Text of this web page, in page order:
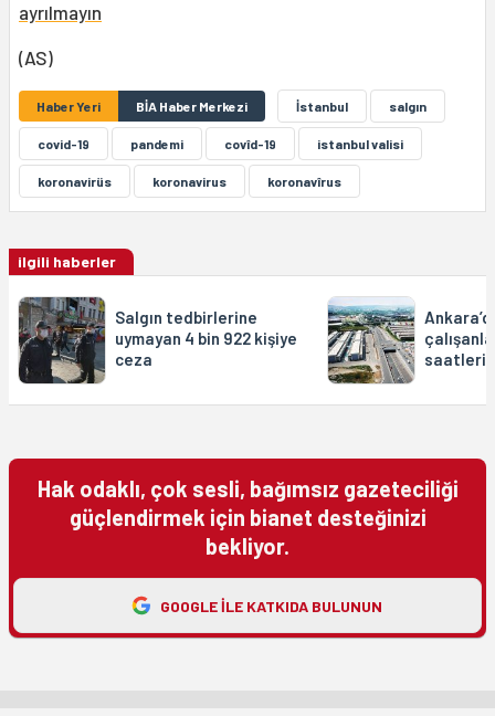
ayrılmayın
(AS)
Haber Yeri BİA Haber Merkezi İstanbul salgın
covid-19 pandemi covîd-19 istanbul valisi
koronavirüs koronavirus koronavîrus
ilgili haberler
Salgın tedbirlerine
uymayan 4 bin 922 kişiye
ceza
saatleri
Hak odaklı, çok sesli, bağımsız gazeteciliği
güçlendirmek için bianet desteğinizi
bekliyor.
GOOGLE ILE KATKIDA BULUNUN